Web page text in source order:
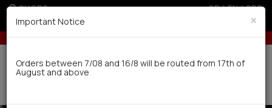
SHOPS GR|EN|SRB
Up to 6 interest-free installments with credit cards
orders over 50€
Delivery in 7-9 working days via UPS
×
Important Notice
Orders between 7/08 and 16/8 will be routed from 17th of
August and above